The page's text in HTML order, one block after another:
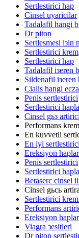
Sertlestirici hap
Cinsel uyaricilar
Tadalafil hangi
Dr piton
Sertlesmesi iзin
Sertlestirici krem
Sertlestirici hap
Tadalafil iзeren
Sildenafil iзeren
Cialis hangi
Penis sertlestirici
Sertlestirici
Cinsel gьз
Performans
En kuvvetli
En iyi sertlestirici
Ereksiyon
Penis sertlestirici
Sertlestirici
Betaserc cinsel
Cinsel gьcь
Sertlestirici
Performans
Ereksiyon
Viagra зesitleri
Dr piton